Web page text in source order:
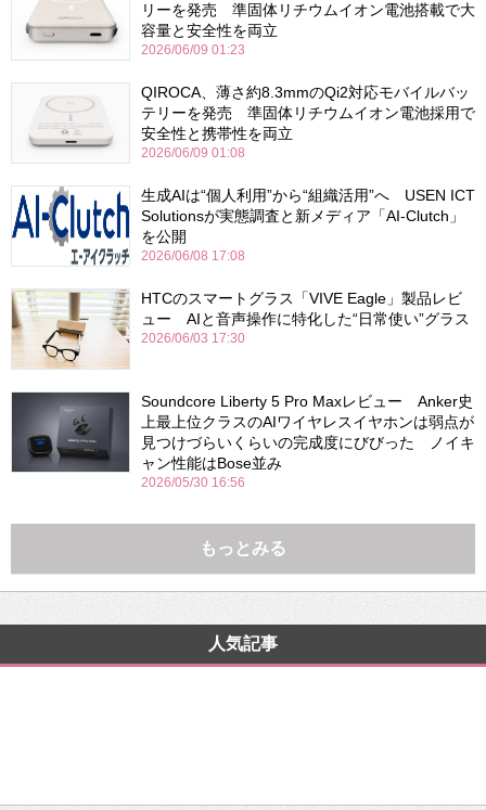
リーを発売 準固体リチウムイオン電池搭載で大
容量と安全性を両立
2026/06/09 01:23
QIROCA、薄さ約8.3mmのQi2対応モバイルバッ
テリーを発売 準固体リチウムイオン電池採用で
安全性と携帯性を両立
2026/06/09 01:08
生成AIは“個人利用”から“組織活用”へ USEN ICT
Solutionsが実態調査と新メディア「AI-Clutch」
を公開
2026/06/08 17:08
HTCのスマートグラス「VIVE Eagle」製品レビ
ュー AIと音声操作に特化した“日常使い”グラス
2026/06/03 17:30
Soundcore Liberty 5 Pro Maxレビュー Anker史
上最上位クラスのAIワイヤレスイヤホンは弱点が
見つけづらいくらいの完成度にびびった ノイキ
ャン性能はBose並み
2026/05/30 16:56
もっとみる
人気記事